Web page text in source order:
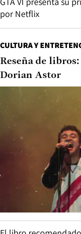
por Netflix
CULTURA Y
Reseña de
Dorian Astor